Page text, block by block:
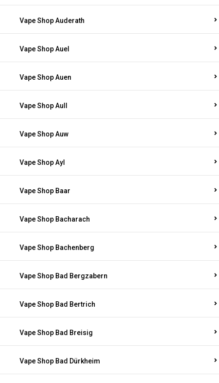
Vape Shop Auderath
Vape Shop Auel
Vape Shop Auen
Vape Shop Aull
Vape Shop Auw
Vape Shop Ayl
Vape Shop Baar
Vape Shop Bacharach
Vape Shop Bachenberg
Vape Shop Bad Bergzabern
Vape Shop Bad Bertrich
Vape Shop Bad Breisig
Vape Shop Bad Dürkheim